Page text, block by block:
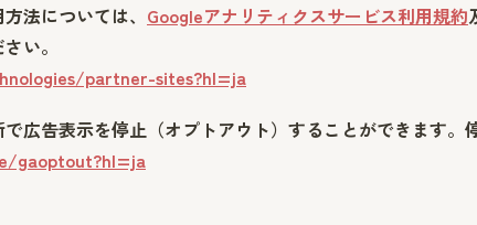
法については、 Googleアナリティクスサービス利用規約
い。
partner-sites?hl=ja
広告表示を停止（オプトアウト）することができます。
gaoptout?hl=ja